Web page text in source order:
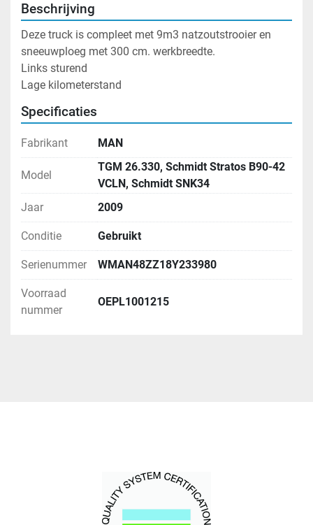
Beschrijving
Deze truck is compleet met 9m3 natzoutstrooier en
sneeuwploeg met 300 cm. werkbreedte.
Links sturend
Lage kilometerstand
Specificaties
Fabrikant MAN
Model
TGM 26.330, Schmidt Stratos B90-42
VCLN, Schmidt SNK34
Jaar
2009
Conditie Gebruikt
Serienummer WMAN48ZZ18Y233980
Voorraad
nummer
OEPL1001215